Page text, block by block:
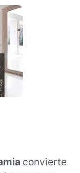
convierte